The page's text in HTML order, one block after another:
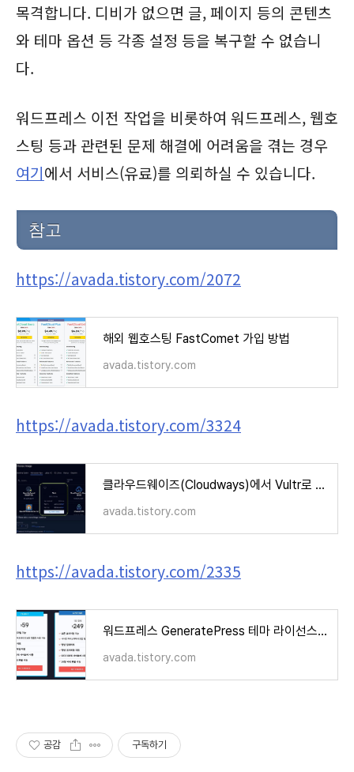
목격합니다. 디비가 없으면 글, 페이지 등의 콘텐츠
와 테마 옵션 등 각종 설정 등을 복구할 수 없습니
다.
워드프레스 이전 작업을 비롯하여 워드프레스, 웹호
스팅 등과 관련된 문제 해결에 어려움을 겪는 경우
여기에서 서비스(유료)를 의뢰하실 수 있습니다.
참고
https://avada.tistory.com/2072
해외 웹호스팅 FastComet 가입 방법
avada.tistory.com
https://avada.tistory.com/3324
클라우드웨이즈(Cloudways)에서 Vultr로 워드프레스 사이트 이전 작업
avada.tistory.com
https://avada.tistory.com/2335
워드프레스 GeneratePress 테마 라이선스 (+요금제)
avada.tistory.com
공감 구독하기